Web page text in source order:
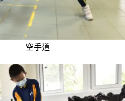
空手道